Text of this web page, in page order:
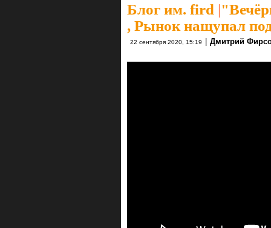
Блог им. fird |
, Рынок нащупал
22 сентября 2020, 15:19 | Дмитрий